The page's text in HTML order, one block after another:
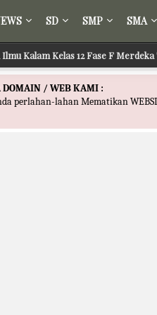
SD SMP SMA
Kalam Kelas 12 Fase F
DOMAIN / WEB KAMI :
perlahan-lahan Mematikan